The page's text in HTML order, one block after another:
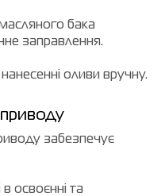
бака
заправлення.
оливи вручну.
приводу
забезпечує
освоєнні та